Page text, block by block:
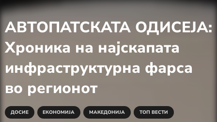
АВТОПАТСКАТА ОДИСЕЈА:
Хроника на најскапата
инфраструктурна фарса
во регионот
ДОСИЕ ЕКОНОМИЈА МАКЕДОНИЈА ТОП ВЕСТИ